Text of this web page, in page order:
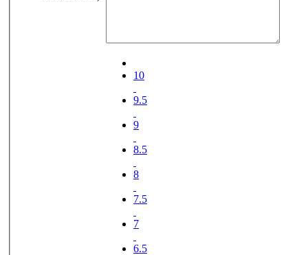
10
9.5
9
8.5
8
7.5
7
6.5